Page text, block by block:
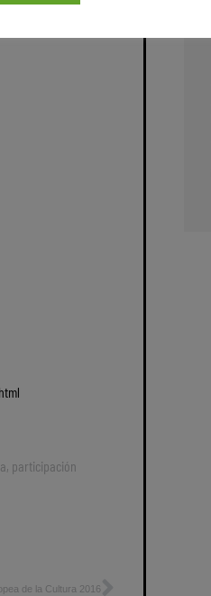
, participación
de la Cultura 2016